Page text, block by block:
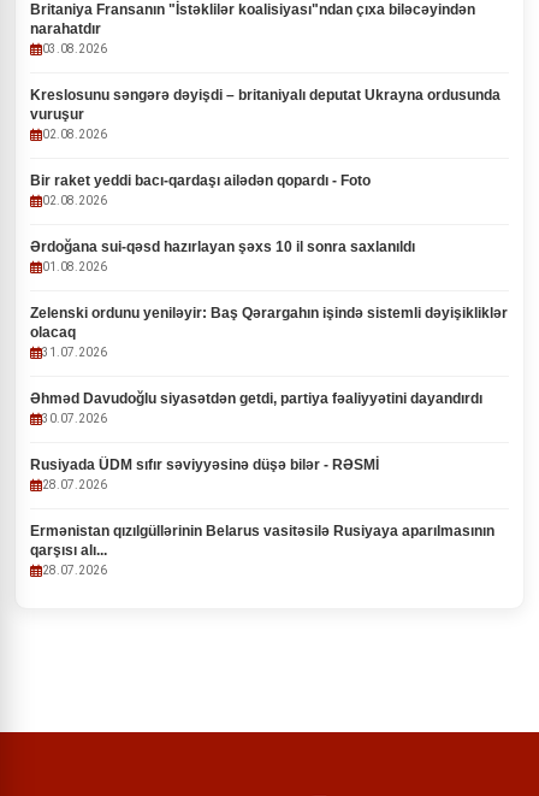
Britaniya Fransanın "İstəklilər koalisiyası"ndan çıxa biləcəyindən
narahatdır
03.08.2026
Kreslosunu səngərə dəyişdi – britaniyalı deputat Ukrayna ordusunda
vuruşur
02.08.2026
Bir raket yeddi bacı-qardaşı ailədən qopardı - Foto
02.08.2026
Ərdoğana sui-qəsd hazırlayan şəxs 10 il sonra saxlanıldı
01.08.2026
Zelenski ordunu yeniləyir: Baş Qərargahın işində sistemli dəyişikliklər
olacaq
31.07.2026
Əhməd Davudoğlu siyasətdən getdi, partiya fəaliyyətini dayandırdı
30.07.2026
Rusiyada ÜDM sıfır səviyyəsinə düşə bilər - RƏSMİ
28.07.2026
Ermənistan qızılgüllərinin Belarus vasitəsilə Rusiyaya aparılmasının
qarşısı alı...
28.07.2026